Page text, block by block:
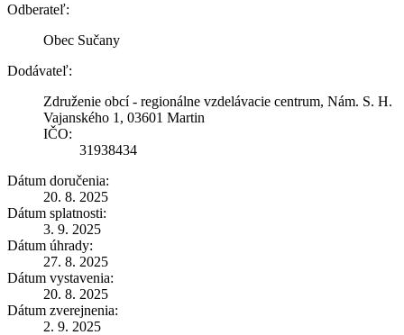
Odberateľ:
Obec Sučany
Dodávateľ:
Združenie obcí - regionálne vzdelávacie centrum, Nám. S. H.
Vajanského 1, 03601 Martin
IČO:
31938434
Dátum doručenia:
20. 8. 2025
Dátum splatnosti:
3. 9. 2025
Dátum úhrady:
27. 8. 2025
Dátum vystavenia:
20. 8. 2025
Dátum zverejnenia:
2. 9. 2025